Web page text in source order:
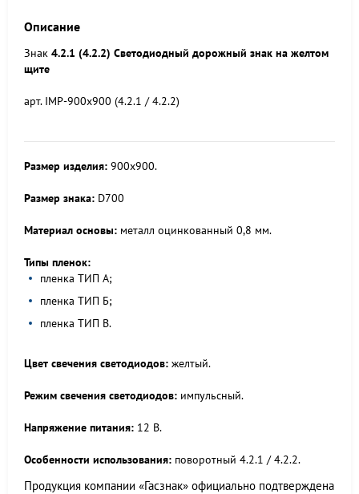
Описание
Знак 4.2.1 (4.2.2) Светодиодный дорожный знак на желтом
щите
арт. IMP-900x900 (4.2.1 / 4.2.2)
Размер изделия: 900x900.
Размер знака: D700
Материал основы: металл оцинкованный 0,8 мм.
Типы пленок:
пленка ТИП А;
пленка ТИП Б;
пленка ТИП В.
Цвет свечения светодиодов: желтый.
Режим свечения светодиодов: импульсный.
Напряжение питания: 12 В.
Особенности использования: поворотный 4.2.1 / 4.2.2.
Продукция компании «Гасзнак» официально подтверждена